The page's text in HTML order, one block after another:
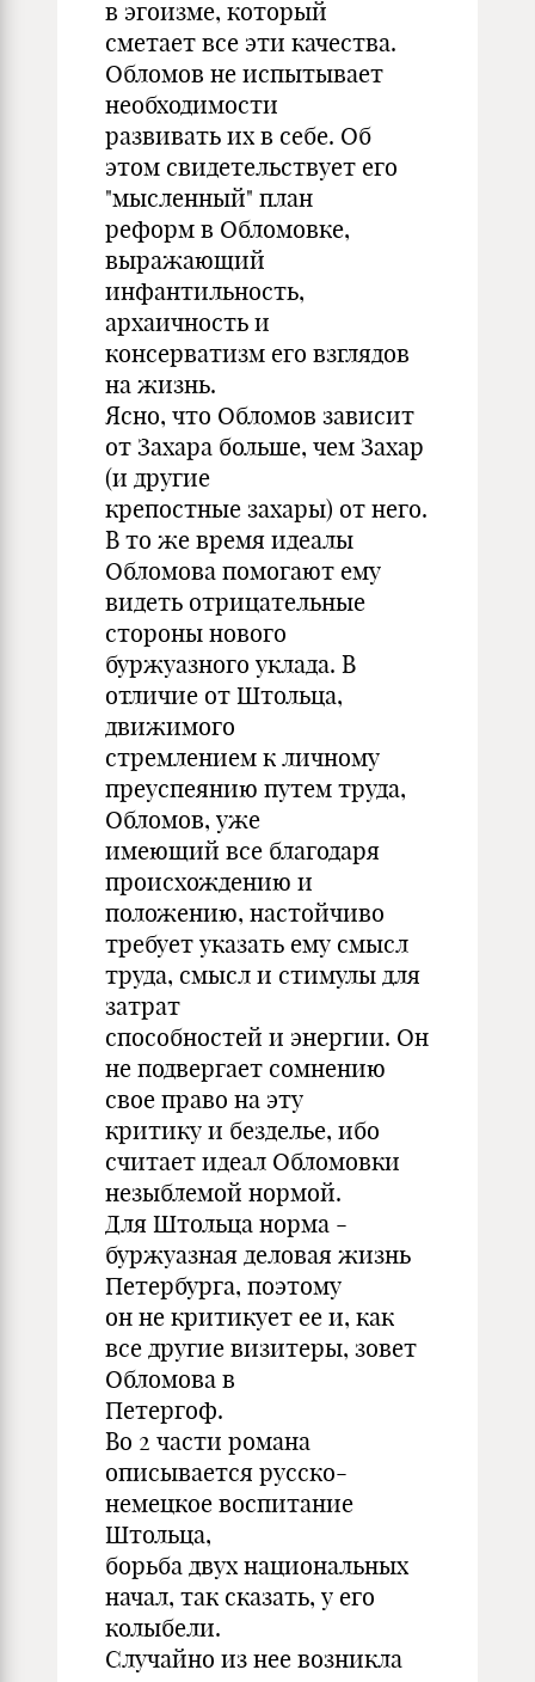
в эгоизме, который
сметает все эти качества.
Обломов не испытывает
необходимости
развивать их в себе. Об
этом свидетельствует его
"мысленный" план
реформ в Обломовке,
выражающий
инфантильность,
архаичность и
консерватизм его взглядов
на жизнь.
Ясно, что Обломов зависит
от Захара больше, чем Захар
(и другие
крепостные захары) от него.
В то же время идеалы
Обломова помогают ему
видеть отрицательные
стороны нового
буржуазного уклада. В
отличие от Штольца,
движимого
стремлением к личному
преуспеянию путем труда,
Обломов, уже
имеющий все благодаря
происхождению и
положению, настойчиво
требует указать ему смысл
труда, смысл и стимулы для
затрат
способностей и энергии. Он
не подвергает сомнению
свое право на эту
критику и безделье, ибо
считает идеал Обломовки
незыблемой нормой.
Для Штольца норма -
буржуазная деловая жизнь
Петербурга, поэтому
он не критикует ее и, как
все другие визитеры, зовет
Обломова в
Петергоф.
Во 2 части романа
описывается русско-
немецкое воспитание
Штольца,
борьба двух национальных
начал, так сказать, у его
колыбели.
Случайно из нее возникла